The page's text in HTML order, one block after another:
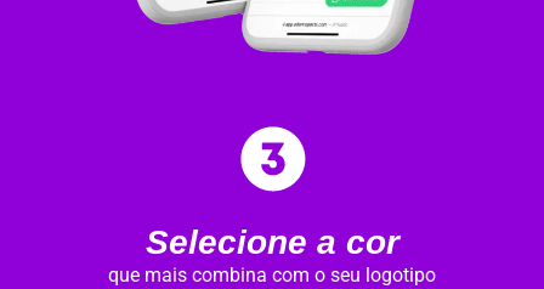
Selecione a cor
que mais combina com o seu logotipo